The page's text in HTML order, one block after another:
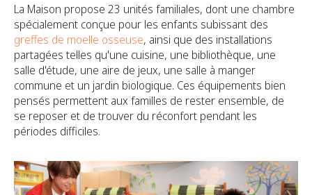
La Maison propose 23 unités familiales, dont une chambre
spécialement conçue pour les enfants subissant des
greffes de moelle osseuse, ainsi que des installations
partagées telles qu'une cuisine, une bibliothèque, une
salle d'étude, une aire de jeux, une salle à manger
commune et un jardin biologique. Ces équipements bien
pensés permettent aux familles de rester ensemble, de
se reposer et de trouver du réconfort pendant les
périodes difficiles.